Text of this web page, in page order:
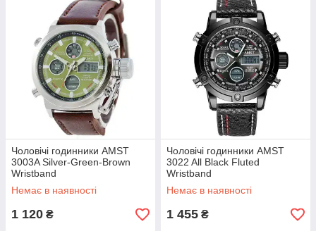
Чоловічі годинники AMST
3003A Silver-Green-Brown
Wristband
Немає в наявності
1 120 ₴
Чоловічі годинники AMST
3022 All Black Fluted
Wristband
Немає в наявності
1 455 ₴